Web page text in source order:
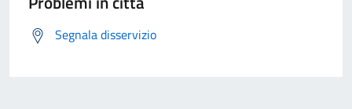
Segnala disservizio